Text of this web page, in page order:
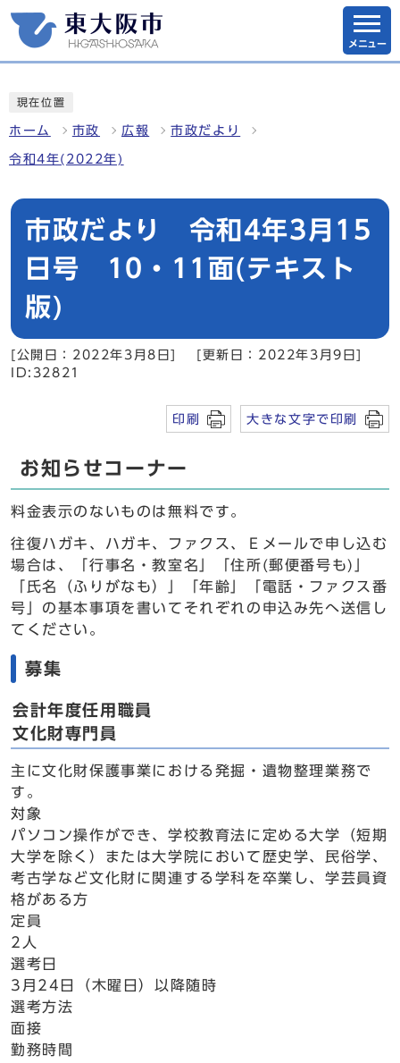
メニュー
現在位置
ホーム 市政 広報 市政だより
令和4年(2022年)
市政だより 令和4年3月15
日号 10・11面(テキスト
版)
[公開日：2022年3月8日]
[更新日：2022年3月9日]
ID:32821
印刷 大きな文字で印刷
お知らせコーナー
料金表示のないものは無料です。
往復ハガキ、ハガキ、ファクス、Ｅメールで申し込む
場合は、「行事名・教室名」「住所(郵便番号も)」
「氏名（ふりがなも）」「年齢」「電話・ファクス番
号」の基本事項を書いてそれぞれの申込み先へ送信し
てください。
募集
会計年度任用職員
文化財専門員
主に文化財保護事業における発掘・遺物整理業務で
す。
対象
パソコン操作ができ、学校教育法に定める大学（短期
大学を除く）または大学院において歴史学、民俗学、
考古学など文化財に関連する学科を卒業し、学芸員資
格がある方
定員
2人
選考日
3月24日（木曜日）以降随時
選考方法
面接
勤務時間